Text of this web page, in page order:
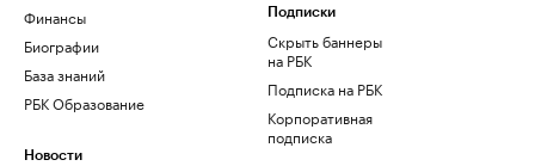
Финансы
Биографии
База знаний
РБК Образование
Новости
Подписки
Скрыть баннеры
на РБК
Подписка на РБК
Корпоративная
подписка